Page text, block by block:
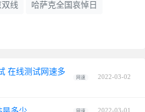
双线 哈萨克全国哀悼日
在线测试网速多
网速 2022-03-02
网速 2022-03-01